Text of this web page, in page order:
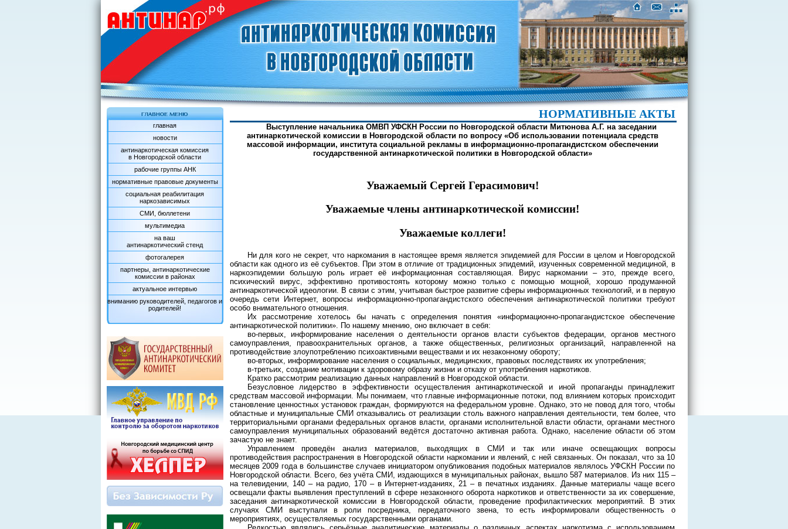
главная
новости
антинаркотическая комиссия
в Новгородской области
рабочие группы АНК
нормативные правовые документы
социальная реабилитация
наркозависимых
СМИ, бюллетени
мультимедиа
на ваш
антинаркотический стенд
фотогалерея
партнеры, антинаркотические
комиссии в районах
актуальное интервью
вниманию руководителей, педагогов и
родителей!
НОРМАТИВНЫЕ АКТЫ
Выступление начальника ОМВП УФСКН России по Новгородской области Митюнова А.Г. на заседании
антинаркотической комиссии в Новгородской области по вопросу «Об использовании потенциала средств
массовой информации, института социальной рекламы в информационно-пропагандистском обеспечении
государственной антинаркотической политики в Новгородской области»
Уважаемый Сергей Герасимович!
Уважаемые члены антинаркотической комиссии!
Уважаемые коллеги!
Ни для кого не секрет, что наркомания в настоящее время является эпидемией для России в целом и Новгородской
области как одного из её субъектов. При этом в отличие от традиционных эпидемий, изученных современной медициной, в
наркоэпидемии большую роль играет её информационная составляющая. Вирус наркомании – это, прежде всего,
психический вирус, эффективно противостоять которому можно только с помощью мощной, хорошо продуманной
антинаркотической идеологии. В связи с этим, учитывая быстрое развитие сферы информационных технологий, и в первую
очередь сети Интернет, вопросы информационно-пропагандистского обеспечения антинаркотической политики требуют
особо внимательного отношения.
Их рассмотрение хотелось бы начать с определения понятия «информационно-пропагандистское обеспечение
антинаркотической политики». По нашему мнению, оно включает в себя:
во-первых, информирование населения о деятельности органов власти субъектов федерации, органов местного
самоуправления, правоохранительных органов, а также общественных, религиозных организаций, направленной на
противодействие злоупотреблению психоактивными веществами и их незаконному обороту;
во-вторых, информирование населения о социальных, медицинских, правовых последствиях их употребления;
в-третьих, создание мотивации к здоровому образу жизни и отказу от употребления наркотиков.
Кратко рассмотрим реализацию данных направлений в Новгородской области.
Безусловное лидерство в эффективности осуществления антинаркотической и иной пропаганды принадлежит
средствам массовой информации. Мы понимаем, что главные информационные потоки, под влиянием которых происходит
становление ценностных установок граждан, формируются на федеральном уровне. Однако, это не повод для того, чтобы
областные и муниципальные СМИ отказывались от реализации столь важного направления деятельности, тем более, что
территориальными органами федеральных органов власти, органами исполнительной власти области, органами местного
самоуправления муниципальных образований ведётся достаточно активная работа. Однако, население области об этом
зачастую не знает.
Управлением проведён анализ материалов, выходящих в СМИ и так или иначе освещающих вопросы
противодействия распространения в Новгородской области наркомании и явлений, с ней связанных. Он показал, что за 10
месяцев 2009 года в большинстве случаев инициатором опубликования подобных материалов являлось УФСКН России по
Новгородской области. Всего, без учёта СМИ, издающихся в муниципальных районах, вышло 587 материалов. Из них 115 –
на телевидении, 140 – на радио, 170 – в Интернет-изданиях, 21 – в печатных изданиях. Данные материалы чаще всего
освещали факты выявления преступлений в сфере незаконного оборота наркотиков и ответственности за их совершение,
заседания антинаркотической комиссии в Новгородской области, проведение профилактических мероприятий. В этих
случаях СМИ выступали в роли посредника, передаточного звена, то есть информировали общественность о
мероприятиях, осуществляемых государственными органами.